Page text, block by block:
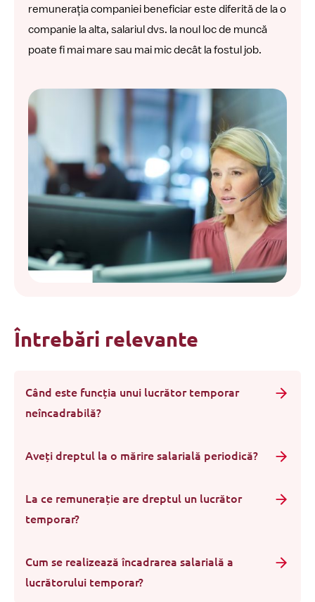
remunerația companiei beneficiar este diferită de la o
companie la alta, salariul dvs. la noul loc de muncă
poate fi mai mare sau mai mic decât la fostul job.
Întrebări relevante
Când este funcția unui lucrător temporar
neîncadrabilă?
Aveți dreptul la o mărire salarială periodică?
La ce remunerație are dreptul un lucrător
temporar?
Cum se realizează încadrarea salarială a
lucrătorului temporar?